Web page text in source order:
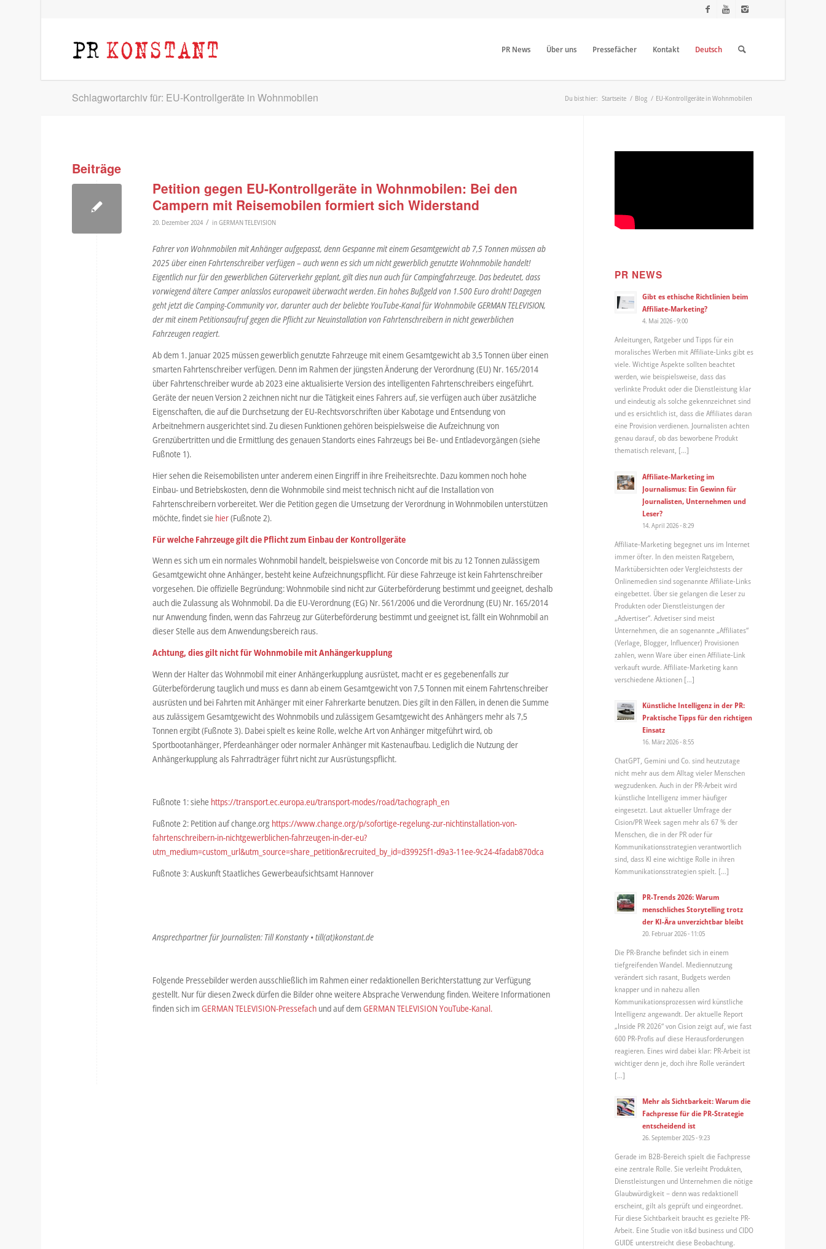
PR News Über uns Pressefächer Kontakt Deutsch
Schlagwortarchiv für: EU-Kontrollgeräte in Wohnmobilen Du bist hier: Startseite / Blog / EU-Kontrollgeräte in Wohnmobilen
Beiträge
Petition gegen EU-Kontrollgeräte in Wohnmobilen: Bei den
Campern mit Reisemobilen formiert sich Widerstand
20. Dezember 2024 / inGERMAN TELEVISION
Fahrer von Wohnmobilen mit Anhänger aufgepasst, denn Gespanne mit einem Gesamtgewicht ab 7,5 Tonnen müssen ab
2025 über einen Fahrtenschreiber verfügen – auch wenn es sich um nicht gewerblich genutzte Wohnmobile handelt!
Eigentlich nur für den gewerblichen Güterverkehr geplant, gilt dies nun auch für Campingfahrzeuge. Das bedeutet, dass
vorwiegend ältere Camper anlasslos europaweit überwacht werden.Ein hohes Bußgeld von 1.500 Euro droht! Dagegen
geht jetzt die Camping-Community vor, darunter auch der beliebte YouTube-Kanal für Wohnmobile GERMAN TELEVISION,
der mit einem Petitionsaufruf gegen die Pflicht zur Neuinstallation von Fahrtenschreibern in nicht gewerblichen
Fahrzeugen reagiert.
Ab dem 1. Januar 2025 müssen gewerblich genutzte Fahrzeuge mit einem Gesamtgewicht ab 3,5 Tonnen über einen
smarten Fahrtenschreiber verfügen. Denn im Rahmen der jüngsten Änderung der Verordnung (EU) Nr. 165/2014
über Fahrtenschreiber wurde ab 2023 eine aktualisierte Version des intelligenten Fahrtenschreibers eingeführt.
Geräte der neuen Version 2 zeichnen nicht nur die Tätigkeit eines Fahrers auf, sie verfügen auch über zusätzliche
Eigenschaften, die auf die Durchsetzung der EU-Rechtsvorschriften über Kabotage und Entsendung von
Arbeitnehmern ausgerichtet sind. Zu diesen Funktionen gehören beispielsweise die Aufzeichnung von
Grenzübertritten und die Ermittlung des genauen Standorts eines Fahrzeugs bei Be- und Entladevorgängen (siehe
Fußnote 1).
Hier sehen die Reisemobilisten unter anderem einen Eingriff in ihre Freiheitsrechte. Dazu kommen noch hohe
Einbau- und Betriebskosten, denn die Wohnmobile sind meist technisch nicht auf die Installation von
Fahrtenschreibern vorbereitet. Wer die Petition gegen die Umsetzung der Verordnung in Wohnmobilen unterstützen
möchte, findet sie hier(Fußnote 2).
Für welche Fahrzeuge gilt die Pflicht zum Einbau der Kontrollgeräte
Wenn es sich um ein normales Wohnmobil handelt, beispielsweise von Concorde mit bis zu 12 Tonnen zulässigem
Gesamtgewicht ohne Anhänger, besteht keine Aufzeichnungspflicht. Für diese Fahrzeuge ist kein Fahrtenschreiber
vorgesehen. Die offizielle Begründung: Wohnmobile sind nicht zur Güterbeförderung bestimmt und geeignet, deshalb
auch die Zulassung als Wohnmobil. Da die EU-Verordnung (EG) Nr. 561/2006 und die Verordnung (EU) Nr. 165/2014
nur Anwendung finden, wenn das Fahrzeug zur Güterbeförderung bestimmt und geeignet ist, fällt ein Wohnmobil an
dieser Stelle aus dem Anwendungsbereich raus.
Achtung, dies gilt nicht für Wohnmobile mit Anhängerkupplung
Wenn der Halter das Wohnmobil mit einer Anhängerkupplung ausrüstet, macht er es gegebenenfalls zur
Güterbeförderung tauglich und muss es dann ab einem Gesamtgewicht von 7,5 Tonnen mit einem Fahrtenschreiber
ausrüsten und bei Fahrten mit Anhänger mit einer Fahrerkarte benutzen. Dies gilt in den Fällen, in denen die Summe
aus zulässigem Gesamtgewicht des Wohnmobils und zulässigem Gesamtgewicht des Anhängers mehr als 7,5
Tonnen ergibt (Fußnote 3). Dabei spielt es keine Rolle, welche Art von Anhänger mitgeführt wird, ob
Sportbootanhänger, Pferdeanhänger oder normaler Anhänger mit Kastenaufbau. Lediglich die Nutzung der
Anhängerkupplung als Fahrradträger führt nicht zur Ausrüstungspflicht.
Fußnote 1: siehe https://transport.ec.europa.eu/transport-modes/road/tachograph_en
Fußnote 2: Petition auf change.org https://www.change.org/p/sofortige-regelung-zur-nichtinstallation-von-
fahrtenschreibern-in-nichtgewerblichen-fahrzeugen-in-der-eu?
utm_medium=custom_url&utm_source=share_petition&recruited_by_id=d39925f1-d9a3-11ee-9c24-4fadab870dca
Fußnote 3: Auskunft Staatliches Gewerbeaufsichtsamt Hannover
Ansprechpartner für Journalisten: Till Konstanty • till(at)konstant.de
Folgende Pressebilder werden ausschließlich im Rahmen einer redaktionellen Berichterstattung zur Verfügung
gestellt. Nur für diesen Zweck dürfen die Bilder ohne weitere Absprache Verwendung finden. Weitere Informationen
finden sich imGERMAN TELEVISION-Pressefach und auf demGERMAN TELEVISION YouTube-Kanal.
PR NEWS
Gibt es ethische Richtlinien beim
Affiliate-Marketing?
4. Mai 2026 - 9:00
Anleitungen, Ratgeber und Tipps für ein
moralisches Werben mit Affiliate-Links gibt es
viele. Wichtige Aspekte sollten beachtet
werden, wie beispielsweise, dass das
verlinkte Produkt oder die Dienstleistung klar
und eindeutig als solche gekennzeichnet sind
und es ersichtlich ist, dass die Affiliates daran
eine Provision verdienen. Journalisten achten
genau darauf, ob das beworbene Produkt
thematisch relevant, […]
Affiliate-Marketing im
Journalismus: Ein Gewinn für
Journalisten, Unternehmen und
Leser?
14. April 2026 - 8:29
Affiliate-Marketing begegnet uns im Internet
immer öfter. In den meisten Ratgebern,
Marktübersichten oder Vergleichstests der
Onlinemedien sind sogenannte Affiliate-Links
eingebettet. Über sie gelangen die Leser zu
Produkten oder Dienstleistungen der
„Advertiser“. Advetiser sind meist
Unternehmen, die an sogenannte „Affiliates“
(Verlage, Blogger, Influencer) Provisionen
zahlen, wenn Ware über einen Affiliate-Link
verkauft wurde. Affiliate-Marketing kann
verschiedene Aktionen […]
Künstliche Intelligenz in der PR:
Praktische Tipps für den richtigen
Einsatz
16. März 2026 - 8:55
ChatGPT, Gemini und Co. sind heutzutage
nicht mehr aus dem Alltag vieler Menschen
wegzudenken. Auch in der PR-Arbeit wird
künstliche Intelligenz immer häufiger
eingesetzt. Laut aktueller Umfrage der
Cision/PR Week sagen mehr als 67 % der
Menschen, die in der PR oder für
Kommunikationsstrategien verantwortlich
sind, dass KI eine wichtige Rolle in ihren
Kommunikationsstrategien spielt. […]
PR-Trends 2026: Warum
menschliches Storytelling trotz
der KI-Ära unverzichtbar bleibt
20. Februar 2026 - 11:05
Die PR-Branche befindet sich in einem
tiefgreifenden Wandel. Mediennutzung
verändert sich rasant, Budgets werden
knapper und in nahezu allen
Kommunikationsprozessen wird künstliche
Intelligenz angewandt. Der aktuelle Report
„Inside PR 2026“ von Cision zeigt auf, wie fast
600 PR-Profis auf diese Herausforderungen
reagieren. Eines wird dabei klar: PR-Arbeit ist
wichtiger denn je, doch ihre Rolle verändert
[…]
Mehr als Sichtbarkeit: Warum die
Fachpresse für die PR-Strategie
entscheidend ist
26. September 2025 - 9:23
Gerade im B2B-Bereich spielt die Fachpresse
eine zentrale Rolle. Sie verleiht Produkten,
Dienstleistungen und Unternehmen die nötige
Glaubwürdigkeit – denn was redaktionell
erscheint, gilt als geprüft und eingeordnet.
Für diese Sichtbarkeit braucht es gezielte PR-
Arbeit. Eine Studie von it&d business und CIDO
GUIDE unterstreicht diese Beobachtung.